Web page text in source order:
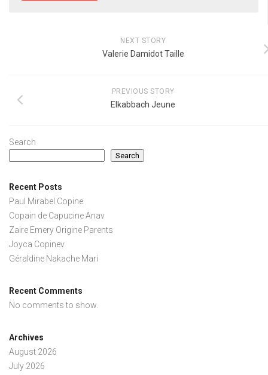
NEXT STORY
Valerie Damidot Taille
PREVIOUS STORY
Elkabbach Jeune
Search
Search
Recent Posts
Paul Mirabel Copine
Copain de Capucine Anav
Zaire Emery Origine Parents
Joyca Copinev
Géraldine Nakache Mari
Recent Comments
No comments to show.
Archives
August 2026
July 2026